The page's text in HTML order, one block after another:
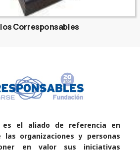
Corresponsables
es el aliado de referencia en
las organizaciones y personas
en valor sus iniciativas